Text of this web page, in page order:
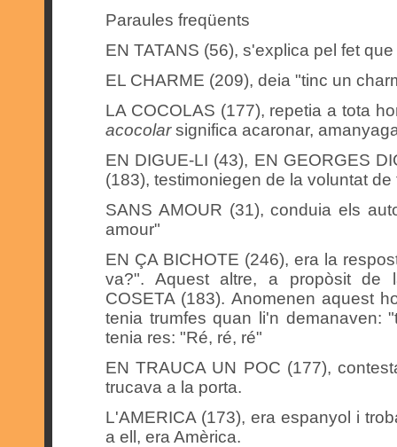
Paraules freqüents
EN TATANS (56), s'explica pel fet
EL CHARME (209), deia "tinc un
LA COCOLAS (177), repetia a tota
acocolarsignifica acaronar,
EN DIGUE-LI (43), EN GEORGES
(183), testimoniegen de la voluntat
SANS AMOUR (31), conduia els
amour"
EN ÇA BICHOTE (246), era la
va?". Aquest altre, a propòsit de
COSETA (183). Anomenen aquest
tenia trumfes quan li'n demanaven:
tenia res: "Ré, ré, ré"
EN TRAUCA UN POC (177),
trucava a la porta.
L'AMERICA (173), era espanyol i
a ell, era Amèrica.